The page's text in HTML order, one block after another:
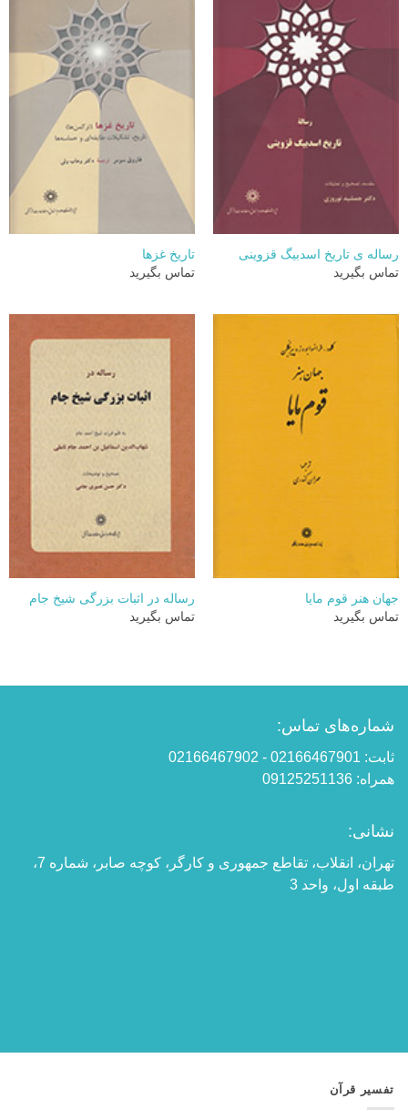
رساله ی تاریخ اسدبیگ قزوینی
تماس بگیرید
تاریخ غزها
تماس بگیرید
جهان هنر قوم مایا
تماس بگیرید
رساله در اثبات بزرگی شیخ جام
تماس بگیرید
شماره‌های تماس:
ثابت: 02166467901 - 02166467902
همراه: 09125251136
نشانی:
تهران، انقلاب، تقاطع جمهوری و کارگر، کوچه صابر، شماره 7،
طبقه اول، واحد 3
تفسیر قرآن